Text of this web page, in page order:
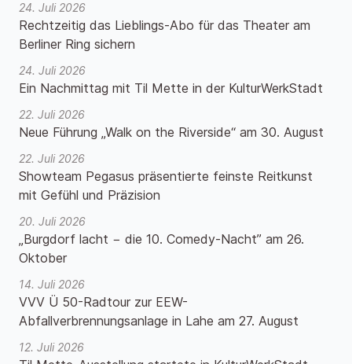
24. Juli 2026
Rechtzeitig das Lieblings-Abo für das Theater am
Berliner Ring sichern
24. Juli 2026
Ein Nachmittag mit Til Mette in der KulturWerkStadt
22. Juli 2026
Neue Führung „Walk on the Riverside“ am 30. August
22. Juli 2026
Showteam Pegasus präsentierte feinste Reitkunst
mit Gefühl und Präzision
20. Juli 2026
„Burgdorf lacht − die 10. Comedy-Nacht” am 26.
Oktober
14. Juli 2026
VVV Ü 50-Radtour zur EEW-
Abfallverbrennungsanlage in Lahe am 27. August
12. Juli 2026